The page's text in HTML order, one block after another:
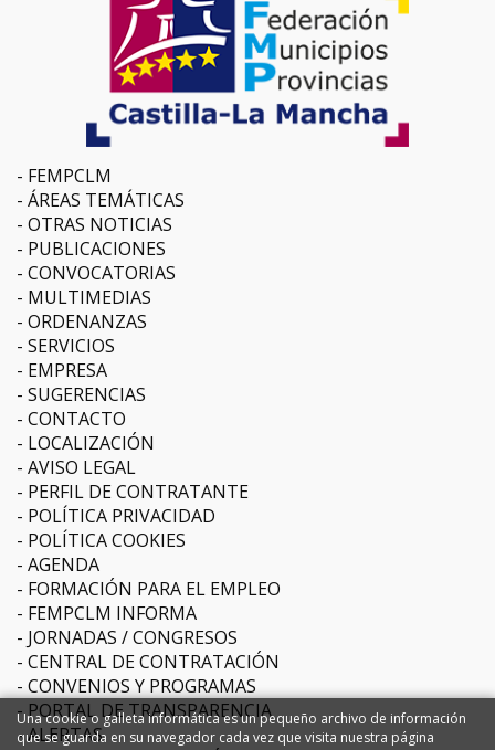
FEMPCLM
ÁREAS TEMÁTICAS
OTRAS NOTICIAS
PUBLICACIONES
CONVOCATORIAS
MULTIMEDIAS
ORDENANZAS
SERVICIOS
EMPRESA
SUGERENCIAS
CONTACTO
LOCALIZACIÓN
AVISO LEGAL
PERFIL DE CONTRATANTE
POLÍTICA PRIVACIDAD
POLÍTICA COOKIES
AGENDA
FORMACIÓN PARA EL EMPLEO
FEMPCLM INFORMA
JORNADAS / CONGRESOS
CENTRAL DE CONTRATACIÓN
CONVENIOS Y PROGRAMAS
PORTAL DE TRANSPARENCIA
ALERTAS
Una cookie o galleta informática es un pequeño archivo de información
que se guarda en su navegador cada vez que visita nuestra página